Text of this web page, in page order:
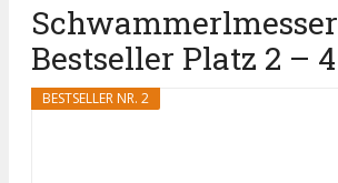
Schwammerlmesser
Bestseller Platz 2 – 4
BESTSELLER NR. 2